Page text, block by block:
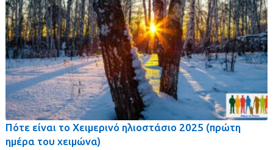
Πότε είναι το Χειμερινό ηλιοστάσιο 2025 (πρώτη
ημέρα του χειμώνα)